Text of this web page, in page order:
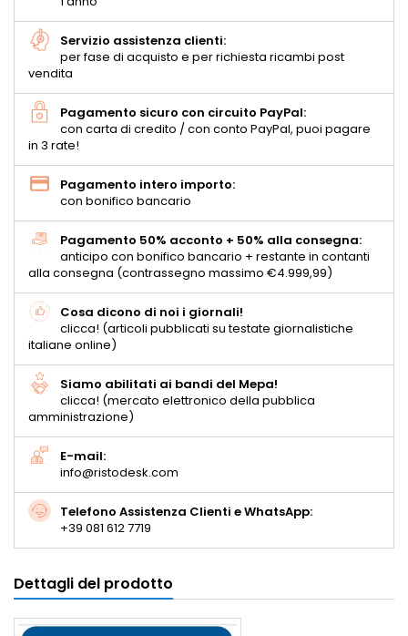
Servizio assistenza clienti:
per fase di acquisto e per richiesta ricambi post
vendita
Pagamento sicuro con circuito PayPal:
con carta di credito / con conto PayPal, puoi pagare
in 3 rate!
Pagamento intero importo:
con bonifico bancario
Pagamento 50% acconto + 50% alla consegna:
anticipo con bonifico bancario + restante in contanti
alla consegna (contrassegno massimo €4.999,99)
Cosa dicono di noi i giornali!
clicca! (articoli pubblicati su testate giornalistiche
italiane online)
Siamo abilitati ai bandi del Mepa!
clicca! (mercato elettronico della pubblica
amministrazione)
E-mail:
info@ristodesk.com
Telefono Assistenza Clienti e WhatsApp:
+39 081 612 7719
Dettagli del prodotto